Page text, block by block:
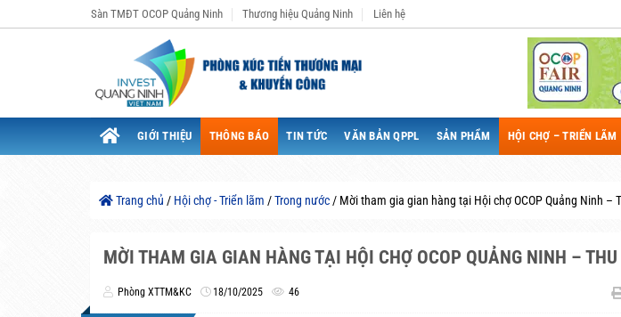
qua
Sàn TMĐT OCOP Quảng Ninh Thương hiệu Quảng Ninh Liên hệ
GIỚI THIỆU THÔNG BÁO TIN TỨC VĂN BẢN QPPL SẢN PHẨM HỘI CHỢ – TRIỂN LÃM
Trang chủ / Hội chợ - Triển lãm /Trong nước/ Mời tham gia gian hàng tại Hội chợ OCOP Quảng Ninh –
MỜI THAM GIA GIAN HÀNG TẠI HỘI CHỢ OCOP QUẢNG NINH –
Phòng XTTM&KC 18/10/2025 46